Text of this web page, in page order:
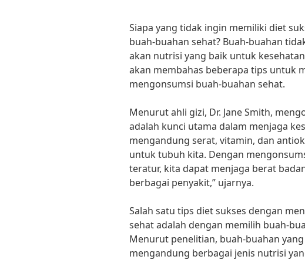
Siapa yang tidak ingin memiliki diet
buah-buahan sehat? Buah-buahan
akan nutrisi yang baik untuk
akan membahas beberapa tips untuk
mengonsumsi buah-buahan sehat.
Menurut ahli gizi, Dr. Jane Smith,
adalah kunci utama dalam menjaga
mengandung serat, vitamin, dan
untuk tubuh kita. Dengan
teratur, kita dapat menjaga berat
berbagai penyakit,” ujarnya.
Salah satu tips diet sukses dengan
sehat adalah dengan memilih buah-
Menurut penelitian, buah-buahan
mengandung berbagai jenis nutrisi